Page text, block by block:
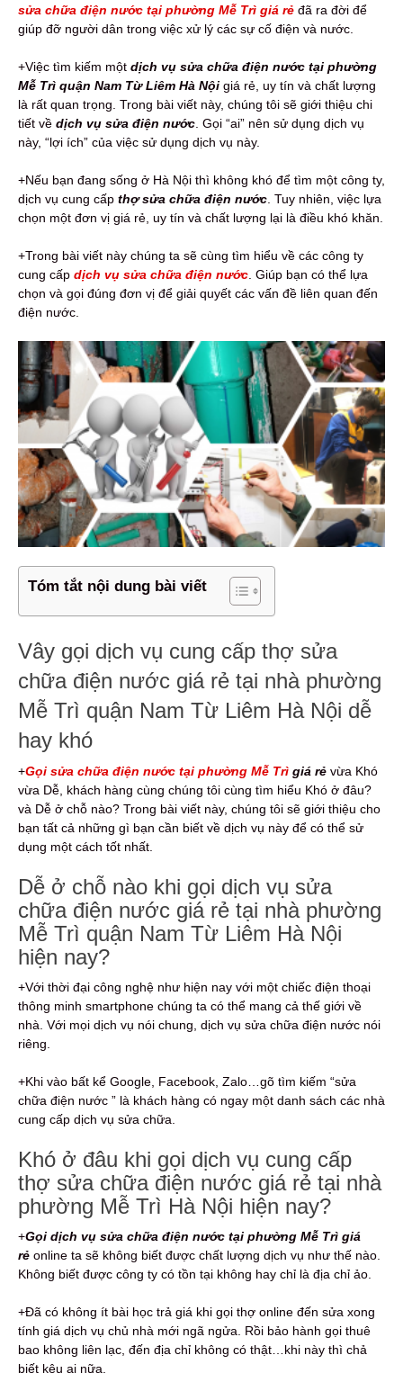
sửa chữa điện nước tại phường Mễ Trì giá rẻ đã ra đời để
giúp đỡ người dân trong việc xử lý các sự cố điện và nước.
+Việc tìm kiếm một dịch vụ sửa chữa điện nước tại phường
Mễ Trì quận Nam Từ Liêm Hà Nội giá rẻ, uy tín và chất lượng
là rất quan trọng. Trong bài viết này, chúng tôi sẽ giới thiệu chi
tiết về dịch vụ sửa điện nước . Gọi “ai” nên sử dụng dịch vụ
này, “lợi ích” của việc sử dụng dịch vụ này.
+Nếu bạn đang sống ở Hà Nội thì không khó để tìm một công ty,
dịch vụ cung cấp thợ sửa chữa điện nước . Tuy nhiên, việc lựa
chọn một đơn vị giá rẻ, uy tín và chất lượng lại là điều khó khăn.
+Trong bài viết này chúng ta sẽ cùng tìm hiểu về các công ty
cung cấp dịch vụ sửa chữa điện nước . Giúp bạn có thể lựa
chọn và gọi đúng đơn vị để giải quyết các vấn đề liên quan đến
điện nước.
Tóm tắt nội dung bài viết
Vây gọi dịch vụ cung cấp thợ sửa
chữa điện nước giá rẻ tại nhà phường
Mễ Trì quận Nam Từ Liêm Hà Nội dễ
hay khó
+Gọi sửa chữa điện nước tại phường Mễ Trì giá rẻ vừa Khó
vừa Dễ, khách hàng cùng chúng tôi cùng tìm hiểu Khó ở đâu?
và Dễ ở chỗ nào? Trong bài viết này, chúng tôi sẽ giới thiệu cho
bạn tất cả những gì bạn cần biết về dịch vụ này để có thể sử
dụng một cách tốt nhất.
Dễ ở chỗ nào khi gọi dịch vụ sửa
chữa điện nước giá rẻ tại nhà phường
Mễ Trì quận Nam Từ Liêm Hà Nội
hiện nay?
+Với thời đại công nghệ như hiện nay với một chiếc điện thoại
thông minh smartphone chúng ta có thể mang cả thế giới về
nhà. Với mọi dịch vụ nói chung, dịch vụ sửa chữa điện nước nói
riêng.
+Khi vào bất kể Google, Facebook, Zalo…gõ tìm kiếm “sửa
chữa điện nước ” là khách hàng có ngay một danh sách các nhà
cung cấp dịch vụ sửa chữa.
Khó ở đâu khi gọi dịch vụ cung cấp
thợ sửa chữa điện nước giá rẻ tại nhà
phường Mễ Trì Hà Nội hiện nay?
+Gọi dịch vụ sửa chữa điện nước tại phường Mễ Trì giá
rẻ online ta sẽ không biết được chất lượng dịch vụ như thế nào.
Không biết được công ty có tồn tại không hay chỉ là địa chỉ ảo.
+Đã có không ít bài học trả giá khi gọi thợ online đến sửa xong
tính giá dịch vụ chủ nhà mới ngã ngửa. Rồi bảo hành gọi thuê
bao không liên lạc, đến địa chỉ không có thật…khi này thì chả
biết kêu ai nữa.